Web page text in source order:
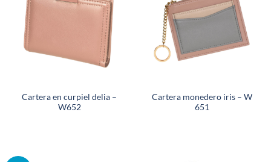
Cartera en curpiel delia –
W652
Cartera monedero iris – W
651